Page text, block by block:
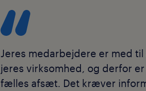
Jeres medarbejdere er med
jeres virksomhed, og derfor
fælles afsæt. Det kræver